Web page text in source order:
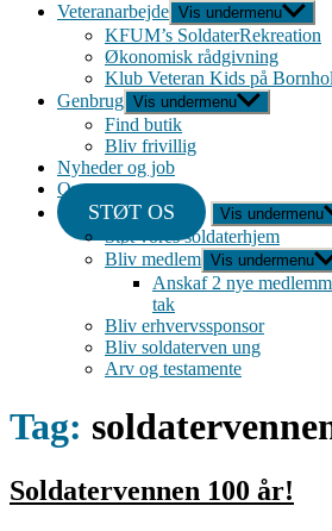
Veteranarbejde Vis undermenu
KFUM’s SoldaterRekreation
Økonomisk rådgivning
Klub Veteran Kids på
Genbrug Vis undermenu
Find butik
Bliv frivillig
Nyheder og job
Om
STØT OS Vis undermenu
Støt vores soldaterhjem
Bliv medlem Vis undermenu
Anskaf 2 nye
tak
Bliv erhvervssponsor
Bliv soldaterven ung
Arv og testamente
Tag:
Soldatervennen 100 år!